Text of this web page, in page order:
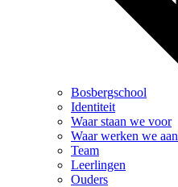
Bosbergschool
Identiteit
Waar staan we voor
Waar werken we aan
Team
Leerlingen
Ouders